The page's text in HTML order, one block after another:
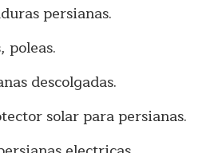
persianas.
poleas.
descolgadas.
solar para persianas.